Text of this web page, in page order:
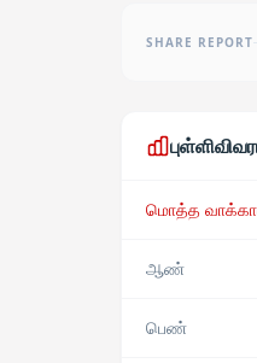
SHARE REPORT
மொத்த
ஆண்
பெண்